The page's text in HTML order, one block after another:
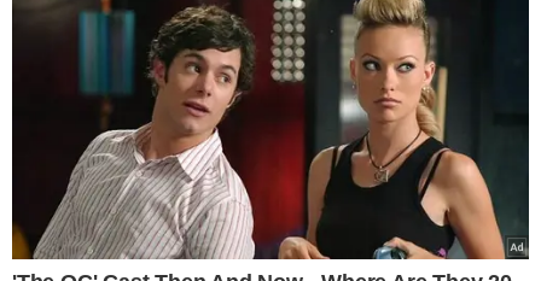
VEJA MAIS NOTÍCIAS